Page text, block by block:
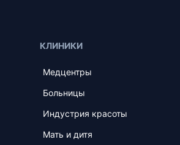
КЛИНИКИ
Медцентры
Больницы
Индустрия красоты
Мать и дитя